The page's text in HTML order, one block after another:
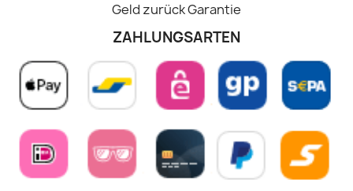
Geld zurück Garantie
ZAHLUNGSARTEN